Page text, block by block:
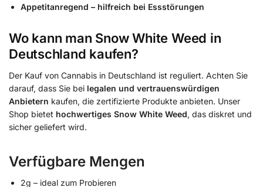
Appetitanregend – hilfreich bei Essstörungen
Wo kann man Snow White Weed in
Deutschland kaufen?
Der Kauf von Cannabis in Deutschland ist reguliert. Achten Sie
darauf, dass Sie bei legalen und vertrauenswürdigen
Anbietern kaufen, die zertifizierte Produkte anbieten. Unser
Shop bietet hochwertiges Snow White Weed, das diskret und
sicher geliefert wird.
Verfügbare Mengen
2g – ideal zum Probieren